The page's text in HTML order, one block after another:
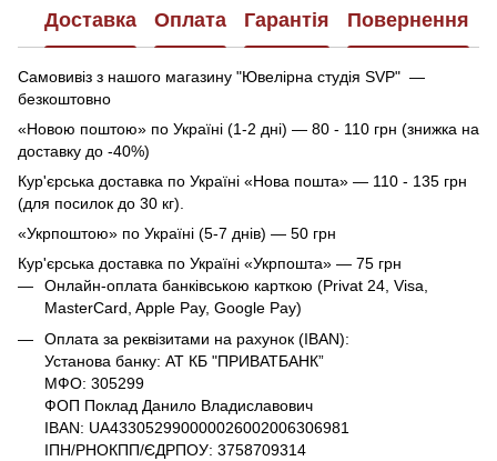
Доставка Оплата Гарантія Повернення
Самовивіз з нашого магазину "Ювелірна студія SVP" —
безкоштовно
«Новою поштою» по Україні (1-2 дні) — 80 - 110 грн (знижка на
доставку до -40%)
Кур'єрська доставка по Україні «Нова пошта» — 110 - 135 грн
(для посилок до 30 кг).
«Укрпоштою» по Україні (5-7 днів) — 50 грн
Кур'єрська доставка по Україні «Укрпошта» — 75 грн
Онлайн-оплата банківською карткою (Privat 24, Visa,
MasterCard, Apple Pay, Google Pay)
Оплата за реквізитами на рахунок (IBAN):
Установа банку: АТ КБ "ПРИВАТБАНК”
МФО: 305299
ФОП Поклад Данило Владиславович
IBAN: UA433052990000026002006306981
ІПН/РНОКПП/ЄДРПОУ: 3758709314